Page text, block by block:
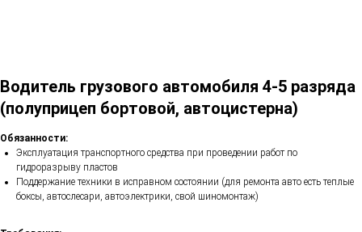
Водитель грузового автомобиля 4-5 разряда
(полуприцеп бортовой, автоцистерна)
Обязанности:
Эксплуатация транспортного средства при проведении работ по
гидроразрыву пластов
Поддержание техники в исправном состоянии (для ремонта авто есть теплые
боксы, автослесари, автоэлектрики, свой шиномонтаж)